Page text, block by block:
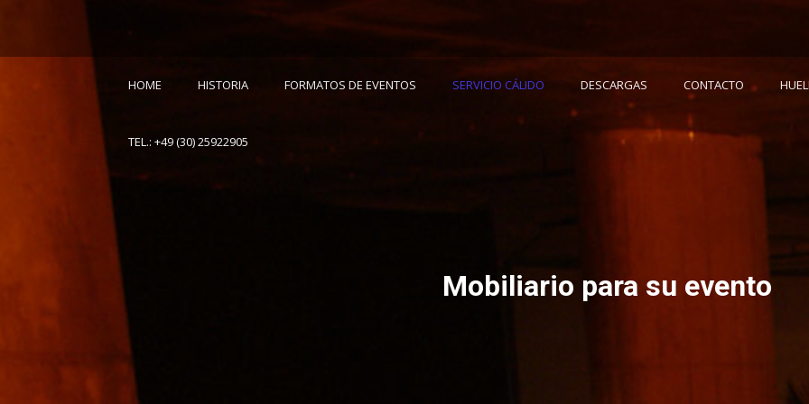
HOME HISTORIA FORMATOS DE EVENTOS SERVICIO CÁLIDO DESCARGAS CONTACTO
TEL.: +49 (30) 25922905
Mobiliario para su evento